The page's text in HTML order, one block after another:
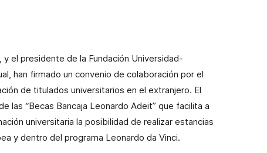
y el presidente de la Fundación Universidad-
han firmado un convenio de colaboración por el
de titulados universitarios en el extranjero. El
las “Becas Bancaja Leonardo Adeit” que facilita a
universitaria la posibilidad de realizar estancias
y dentro del programa Leonardo da Vinci.